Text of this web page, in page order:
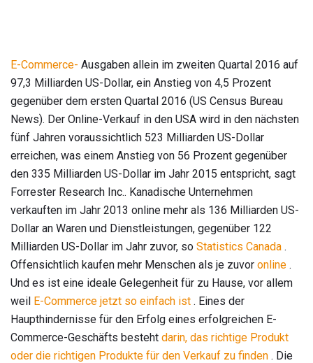
E-Commerce- Ausgaben allein im zweiten Quartal 2016 auf
97,3 Milliarden US-Dollar, ein Anstieg von 4,5 Prozent
gegenüber dem ersten Quartal 2016 (US Census Bureau
News). Der Online-Verkauf in den USA wird in den nächsten
fünf Jahren voraussichtlich 523 Milliarden US-Dollar
erreichen, was einem Anstieg von 56 Prozent gegenüber
den 335 Milliarden US-Dollar im Jahr 2015 entspricht, sagt
Forrester Research Inc.. Kanadische Unternehmen
verkauften im Jahr 2013 online mehr als 136 Milliarden US-
Dollar an Waren und Dienstleistungen, gegenüber 122
Milliarden US-Dollar im Jahr zuvor, so Statistics Canada .
Offensichtlich kaufen mehr Menschen als je zuvor online .
Und es ist eine ideale Gelegenheit für zu Hause, vor allem
weil E-Commerce jetzt so einfach ist . Eines der
Haupthindernisse für den Erfolg eines erfolgreichen E-
Commerce-Geschäfts besteht darin, das richtige Produkt
oder die richtigen Produkte für den Verkauf zu finden . Die